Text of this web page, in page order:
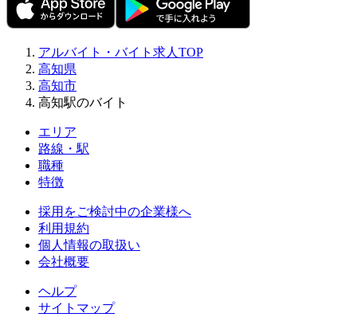
アルバイト・バイト求人TOP
高知県
高知市
高知駅のバイト
エリア
路線・駅
職種
特徴
採用をご検討中の企業様へ
利用規約
個人情報の取扱い
会社概要
ヘルプ
サイトマップ